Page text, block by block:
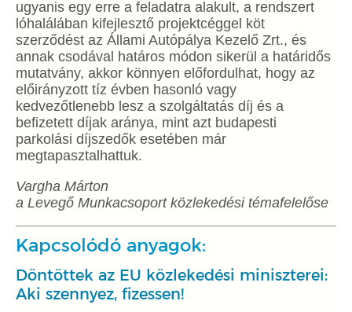
ugyanis egy erre a feladatra alakult, a rendszert
lóhalálában kifejlesztő projektcéggel köt
szerződést az Állami Autópálya Kezelő Zrt., és
annak csodával határos módon sikerül a határidős
mutatvány, akkor könnyen előfordulhat, hogy az
előirányzott tíz évben hasonló vagy
kedvezőtlenebb lesz a szolgáltatás díj és a
befizetett díjak aránya, mint azt budapesti
parkolási díjszedők esetében már
megtapasztalhattuk.
Vargha Márton
a Levegő Munkacsoport közlekedési témafelelőse
Kapcsolódó anyagok:
Döntöttek az EU közlekedési miniszterei:
Aki szennyez, fizessen!